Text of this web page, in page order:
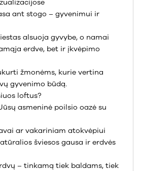
ant stogo – gyvenimui ir
alsuoja gyvybe, o namai
erdve, bet ir įkvėpimo
žmonėms, kurie vertina
gyvenimo būdą.
loftus?
asmeninė poilsio oazė su
ar vakariniam atokvėpiui
šviesos gausa ir erdvės
– tinkamą tiek baldams, tiek